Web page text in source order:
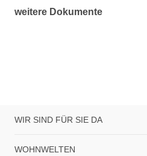
weitere Dokumente
WIR SIND FÜR SIE DA
WOHNWELTEN